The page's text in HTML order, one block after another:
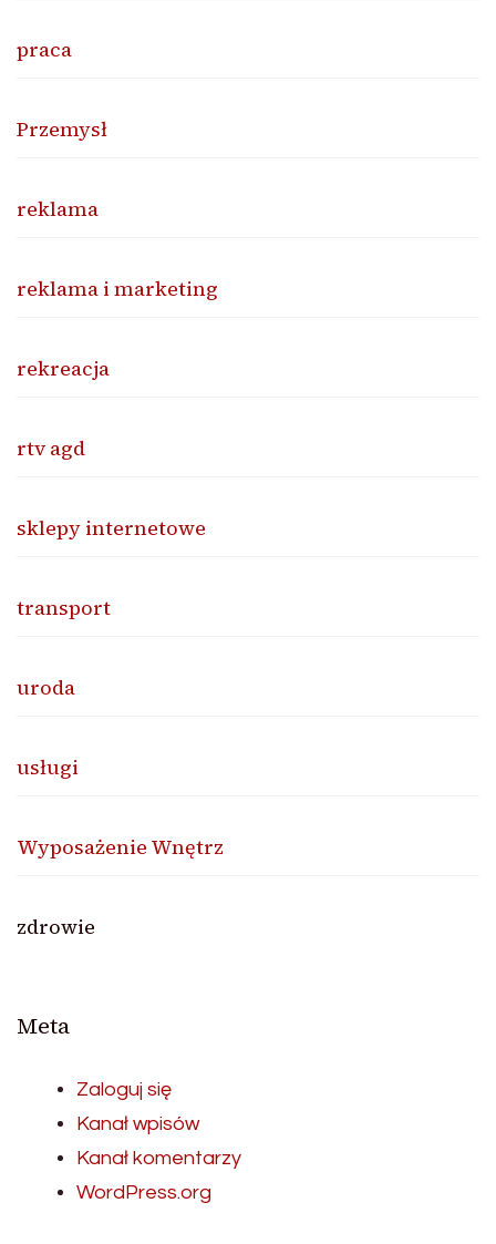
praca
Przemysł
reklama
reklama i marketing
rekreacja
rtv agd
sklepy internetowe
transport
uroda
usługi
Wyposażenie Wnętrz
zdrowie
Meta
Zaloguj się
Kanał wpisów
Kanał komentarzy
WordPress.org